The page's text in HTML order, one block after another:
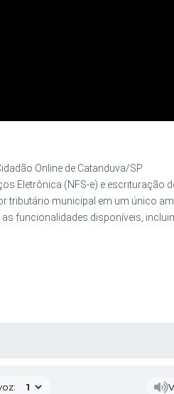
Online de Catanduva/SP
Eletrônica (NFS-e) e escrituração
tributário municipal em um único
funcionalidades disponíveis,